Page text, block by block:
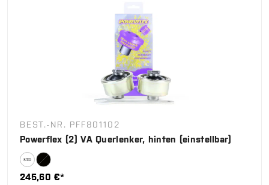
BEST.-NR. PFF801102
Powerflex (2) VA Querlenker, hinten (einstellbar)
245,60 €*